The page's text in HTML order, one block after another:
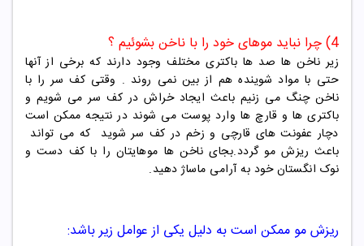
4) چرا نباید موهای خود را با ناخن بشوئیم ؟​
زیر ناخن ها صد ها باکتری مختلف وجود دارند که برخی از آنها
حتی با مواد شوینده هم از بین نمی روند . وقتی کف سر را با
ناخن چنگ می زنیم باعث ایجاد خراش در کف سر می شویم و
باکتری ها و قارچ ها وارد پوست می شوند در نتیجه ممکن است
دچار عفونت های قارچی و زخم در کف سر شوید که می تواند
باعث ریزش مو گردد.بجای ناخن ها موهایتان را با کف دست و
نوک انگستان خود به آرامی ماساژ دهید.
ریزش مو ممکن است به دلیل یکی از عوامل زیر باشد: